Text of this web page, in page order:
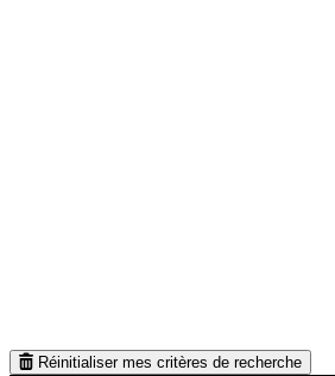
Réinitialiser mes critères de recherche